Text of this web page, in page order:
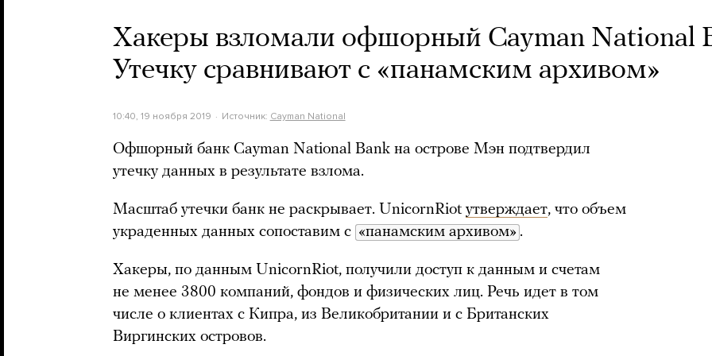
Хакеры взломали офшорный Cayman National
Утечку сравнивают с «панамским архивом»
10:40, 19 ноября 2019 Источник: Cayman National
Офшорный банк Cayman National Bank на острове Мэн подтвердил
утечку данных в результате взлома.
Масштаб утечки банк не раскрывает. UnicornRiot утверждает, что объем
украденных данных сопоставим с «панамским архивом» .
Хакеры, по данным UnicornRiot, получили доступ к данным и счетам
не менее 3800 компаний, фондов и физических лиц. Речь идет в том
числе о клиентах с Кипра, из Великобритании и с Британских
Виргинских островов.